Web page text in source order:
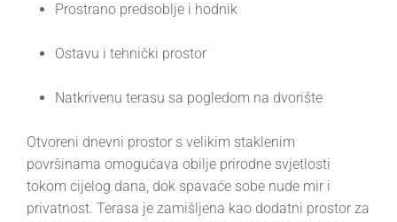
Prostrano predsoblje i hodnik
Ostavu i tehnički prostor
Natkrivenu terasu sa pogledom na dvorište
Otvoreni dnevni prostor s velikim staklenim
površinama omogućava obilje prirodne svjetlosti
tokom cijelog dana, dok spavaće sobe nude mir i
privatnost. Terasa je zamišljena kao dodatni prostor za